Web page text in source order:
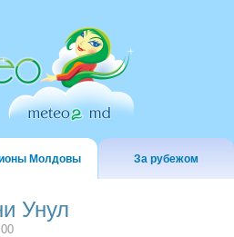
Молдовы За рубежом
Унул